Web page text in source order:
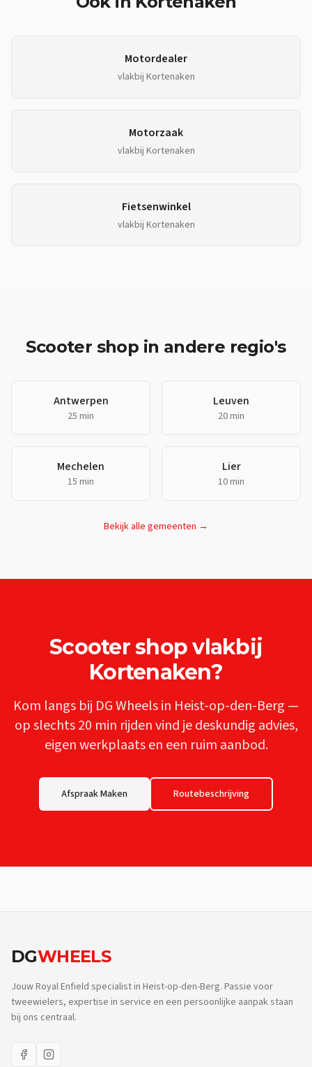
Motordealer
vlakbij Kortenaken
Motorzaak
vlakbij Kortenaken
Fietsenwinkel
vlakbij Kortenaken
Scooter shop in andere regio's
Antwerpen
25 min
Leuven
20 min
Mechelen
15 min
Lier
10 min
Bekijk alle gemeenten →
Scooter shopvlakbij
Kortenaken?
Kom langs bij DG Wheels in Heist-op-den-Berg —
op slechts20 min rijden vind je deskundig advies,
eigen werkplaats en een ruim aanbod.
Afspraak Maken Routebeschrijving
DGWHEELS
Jouw Royal Enfield specialist in Heist-op-den-Berg. Passie voor
tweewielers, expertise in service en een persoonlijke aanpak staan
bij ons centraal.